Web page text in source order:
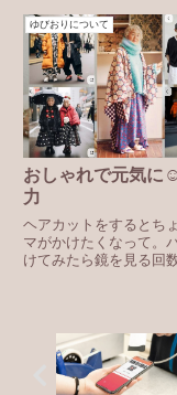
ださいね⭐︎#出張美容#
ヘアカット#出張カッ
カット#つくばみらい
ゆびおりについて
おしゃれで元気に
力
ヘアカットをするとち
マがかけたくなって。
けてみたら鏡を見る回
す！いくつになっても
く・かっこよく。美容